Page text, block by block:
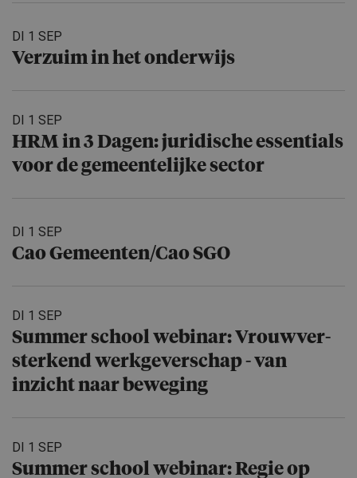
DI 1 SEP
Verzuim in het onderwijs
DI 1 SEP
HRM in 3 Dagen: juridische essentials
voor de gemeente­lijke sector
DI 1 SEP
Cao Gemeenten/​Cao SGO
DI 1 SEP
Summer school webinar: Vrouwver­
ster­kend werkgever­schap - van
inzicht naar beweging
DI 1 SEP
Summer school webinar: Regie op